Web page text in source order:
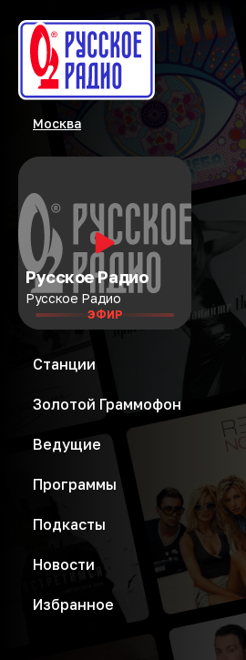
Москва
Русское Радио
Русское Радио
ЭФИР
Станции
Золотой Граммофон
Ведущие
Программы
Подкасты
Новости
Избранное